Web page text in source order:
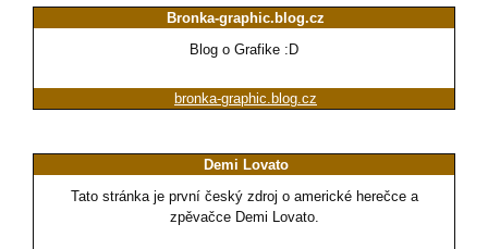
Bronka-graphic.blog.cz
Blog o Grafike :D
bronka-graphic.blog.cz
Demi Lovato
Tato stránka je první český zdroj o americké herečce a
zpěvačce Demi Lovato.